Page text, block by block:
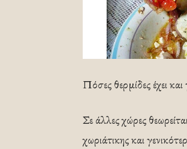
Πόσες θερμίδες έχει
Σε άλλες χώρες
χωριάτικης και